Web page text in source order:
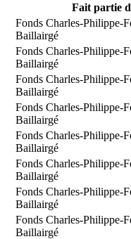
Fait partie
Fonds Charles-Philippe-
Baillairgé
Fonds Charles-Philippe-
Baillairgé
Fonds Charles-Philippe-
Baillairgé
Fonds Charles-Philippe-
Baillairgé
Fonds Charles-Philippe-
Baillairgé
Fonds Charles-Philippe-
Baillairgé
Fonds Charles-Philippe-
Baillairgé
Fonds Charles-Philippe-
Baillairgé